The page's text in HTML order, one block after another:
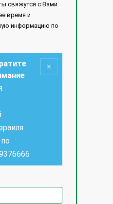
свяжутся с Вами
время и
информацию по